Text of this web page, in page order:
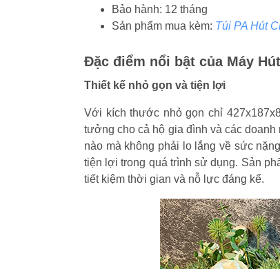
Bảo hành: 12 tháng
Sản phẩm mua kèm: Túi PA Hút
Đặc điểm nổi bật của Máy
Thiết kế nhỏ gọn và tiện lợi
Với kích thước nhỏ gọn chỉ
tưởng cho cả hộ gia đình và các
nào mà không phải lo lắng về sức
tiện lợi trong quá trình sử dụng. Sản
tiết kiệm thời gian và nỗ lực đáng kể.